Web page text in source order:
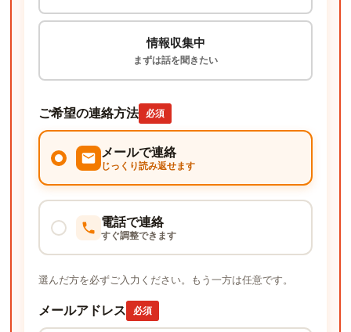
情報収集中
まずは話を聞きたい
ご希望の連絡方法 必須
メールで連絡
じっくり読み返せます
電話で連絡
すぐ調整できます
選んだ方を必ずご入力ください。もう一方は任意です。
メールアドレス 必須